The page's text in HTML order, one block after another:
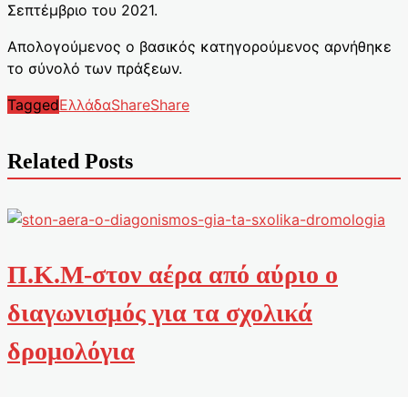
Σεπτέμβριο του 2021.
Απολογούμενος ο βασικός κατηγορούμενος αρνήθηκε
το σύνολό των πράξεων.
TaggedΕλλάδαShareShare
Related Posts
Π.Κ.Μ-στον αέρα από αύριο ο
διαγωνισμός για τα σχολικά
δρομολόγια